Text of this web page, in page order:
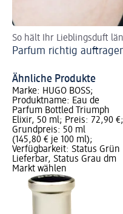
So hält Ihr Lieblingsduft
Parfum richtig
Ähnliche Produkte
Marke: HUGO BOSS;
Produktname: Eau de
Parfum Bottled Triumph
Elixir, 50 ml; Preis: 72,90 €;
Grundpreis: 50 ml
(145,80 € je 100 ml);
Verfügbarkeit: Status Grün
Lieferbar, Status Grau dm
Markt wählen